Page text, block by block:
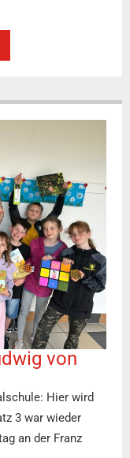
von
Hier wird
3 war wieder
an der Franz